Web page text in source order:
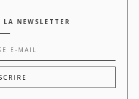
NEWSLETTER